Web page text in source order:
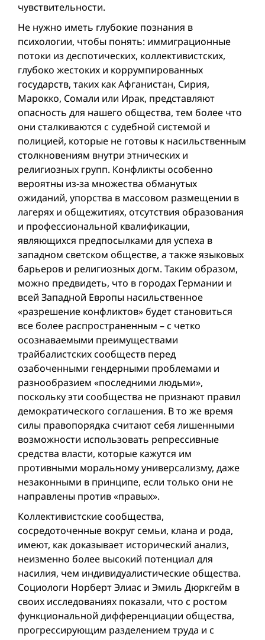
чувствительности.
Не нужно иметь глубокие познания в
психологии, чтобы понять: иммиграционные
потоки из деспотических, коллективистских,
глубоко жестоких и коррумпированных
государств, таких как Афганистан, Сирия,
Марокко, Сомали или Ирак, представляют
опасность для нашего общества, тем более что
они сталкиваются с судебной системой и
полицией, которые не готовы к насильственным
столкновениям внутри этнических и
религиозных групп. Конфликты особенно
вероятны из-за множества обманутых
ожиданий, упорства в массовом размещении в
лагерях и общежитиях, отсутствия образования
и профессиональной квалификации,
являющихся предпосылками для успеха в
западном светском обществе, а также языковых
барьеров и религиозных догм. Таким образом,
можно предвидеть, что в городах Германии и
всей Западной Европы насильственное
«разрешение конфликтов» будет становиться
все более распространенным – с четко
осознаваемыми преимуществами
трайбалистских сообществ перед
озабоченными гендерными проблемами и
разнообразием «последними людьми»,
поскольку эти сообщества не признают правил
демократического соглашения. В то же время
силы правопорядка считают себя лишенными
возможности использовать репрессивные
средства власти, которые кажутся им
противными моральному универсализму, даже
незаконными в принципе, если только они не
направлены против «правых».
Коллективистские сообщества,
сосредоточенные вокруг семьи, клана и рода,
имеют, как доказывает исторический анализ,
неизменно более высокий потенциал для
насилия, чем индивидуалистические общества.
Социологи Норберт Элиас и Эмиль Дюркгейм в
своих исследованиях показали, что с ростом
функциональной дифференциации общества,
прогрессирующим разделением труда и с